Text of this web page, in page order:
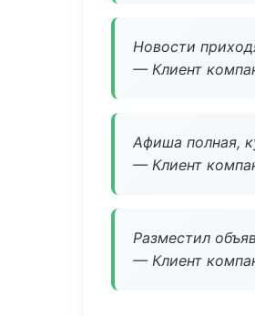
Новости
— Клиент
Афиша полная,
— Клиент
Разместил
— Клиент